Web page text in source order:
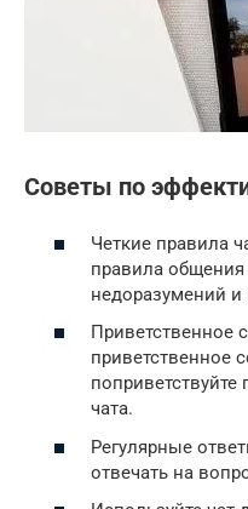
Советы по
Четкие правила
правила общения
недоразумений
Приветственное
приветственное
поприветствуйте
чата.
Регулярные
отвечать на